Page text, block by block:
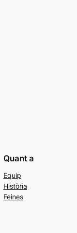
Quant a
Equip
Història
Feines